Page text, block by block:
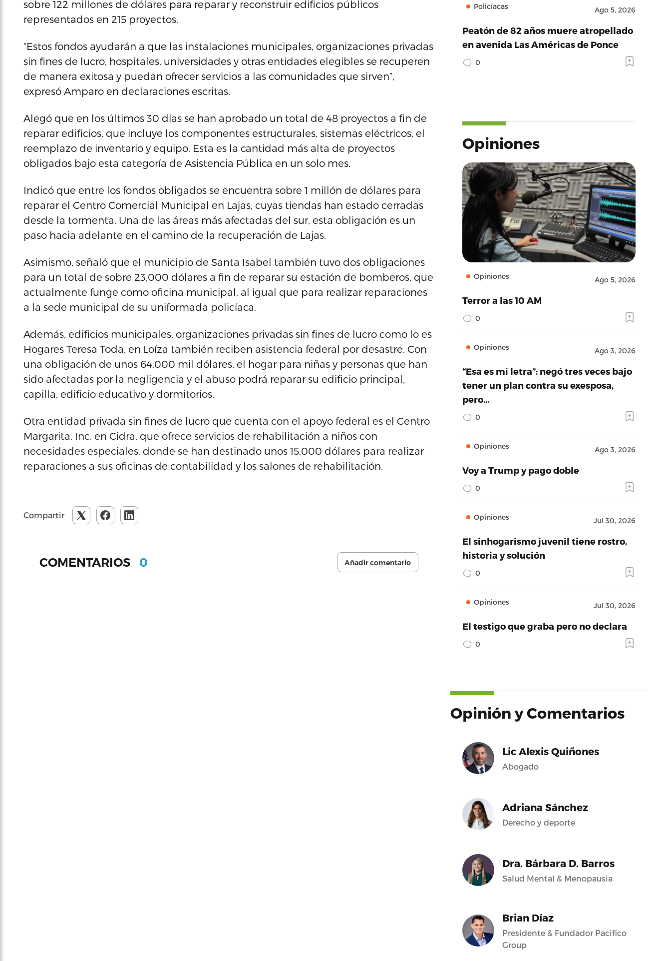
sobre 122 millones de dólares para reparar y reconstruir edificios públicos
representados en 215 proyectos.
“Estos fondos ayudarán a que las instalaciones municipales, organizaciones privadas
sin fines de lucro, hospitales, universidades y otras entidades elegibles se recuperen
de manera exitosa y puedan ofrecer servicios a las comunidades que sirven”,
expresó Amparo en declaraciones escritas.
Alegó que en los últimos 30 días se han aprobado un total de 48 proyectos a fin de
reparar edificios, que incluye los componentes estructurales, sistemas eléctricos, el
reemplazo de inventario y equipo. Esta es la cantidad más alta de proyectos
obligados bajo esta categoría de Asistencia Pública en un solo mes.
Indicó que entre los fondos obligados se encuentra sobre 1 millón de dólares para
reparar el Centro Comercial Municipal en Lajas, cuyas tiendas han estado cerradas
desde la tormenta. Una de las áreas más afectadas del sur, esta obligación es un
paso hacia adelante en el camino de la recuperación de Lajas.
Asimismo, señaló que el municipio de Santa Isabel también tuvo dos obligaciones
para un total de sobre 23,000 dólares a fin de reparar su estación de bomberos, que
actualmente funge como oficina municipal, al igual que para realizar reparaciones
a la sede municipal de su uniformada policíaca.
Además, edificios municipales, organizaciones privadas sin fines de lucro como lo es
Hogares Teresa Toda, en Loíza también reciben asistencia federal por desastre. Con
una obligación de unos 64,000 mil dólares, el hogar para niñas y personas que han
sido afectadas por la negligencia y el abuso podrá reparar su edificio principal,
capilla, edificio educativo y dormitorios.
Otra entidad privada sin fines de lucro que cuenta con el apoyo federal es el Centro
Margarita, Inc. en Cidra, que ofrece servicios de rehabilitación a niños con
necesidades especiales, donde se han destinado unos 15,000 dólares para realizar
reparaciones a sus oficinas de contabilidad y los salones de rehabilitación.
Compartir
COMENTARIOS 0 Añadir comentario
Policíacas Ago 5, 2026
Peatón de 82 años muere atropellado
en avenida Las Américas de Ponce
0
Opiniones
Opiniones Ago 5, 2026
Terror a las 10 AM
0
Opiniones Ago 3, 2026
“Esa es mi letra”: negó tres veces bajo
tener un plan contra su exesposa,
pero…
0
Opiniones Ago 3, 2026
Voy a Trump y pago doble
0
Opiniones Jul 30, 2026
El sinhogarismo juvenil tiene rostro,
historia y solución
0
Opiniones Jul 30, 2026
El testigo que graba pero no declara
0
Opinión y Comentarios
Lic Alexis Quiñones
Abogado
Adriana Sánchez
Derecho y deporte
Dra. Bárbara D. Barros
Salud Mental & Menopausia
Brian Díaz
Presidente & Fundador Pacifico
Group